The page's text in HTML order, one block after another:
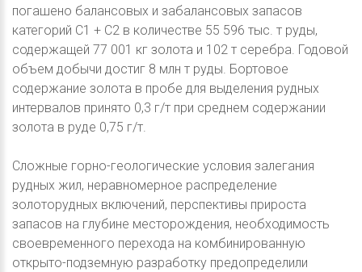
погашено балансовых и забалансовых запасов
категорий С1 + С2 в количестве 55 596 тыс. т руды,
содержащей 77 001 кг золота и 102 т серебра. Годовой
объем добычи достиг 8 млн т руды. Бортовое
содержание золота в пробе для выделения рудных
интервалов принято 0,3 г/т при среднем содержании
золота в руде 0,75 г/т.
Сложные горно-геологические условия залегания
рудных жил, неравномерное распределение
золоторудных включений, перспективы прироста
запасов на глубине месторождения, необходимость
своевременного перехода на комбинированную
открыто-подземную разработку предопределили